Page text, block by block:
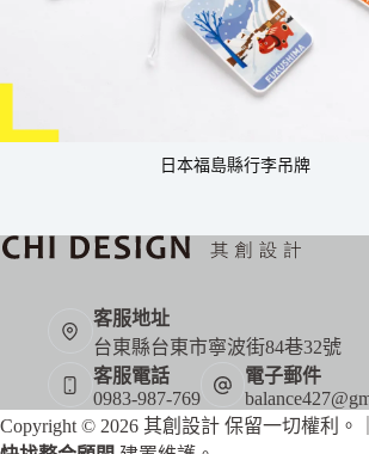
日本福島縣行李吊牌
客服地址
台東縣台東市寧波街84巷32號
客服電話
0983-987-769
電子郵件
Copyright © 2026 其創設計 保留一切權利。